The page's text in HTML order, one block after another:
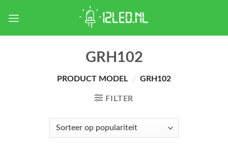
GRH102
PRODUCT MODEL / GRH102
FILTER